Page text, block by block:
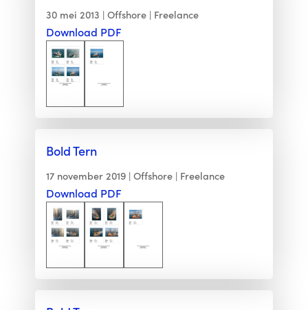
30 mei 2013 Offshore Freelance
Download PDF
Bold Tern
17 november 2019 Offshore Freelance
Download PDF